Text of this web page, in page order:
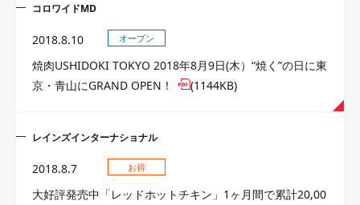
コロワイドMD
2018.8.10 オープン
焼肉USHIDOKI TOKYO 2018年8月9日(木）“焼く”の日に東
京・青山にGRAND OPEN！
(1144KB)
レインズインターナショナル
2018.8.7 お得
大好評発売中「レッドホットチキン」1ヶ月間で累計20,00